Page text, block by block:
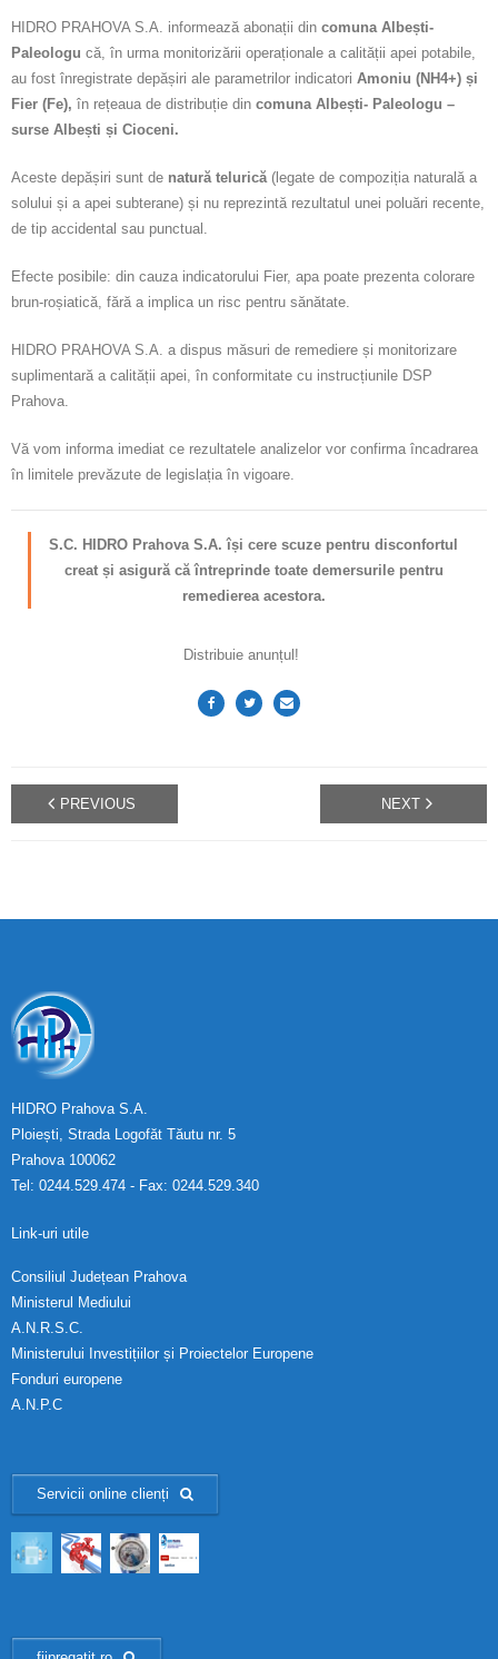
HIDRO PRAHOVA S.A. informează abonații din comuna Albești-
Paleologu că, în urma monitorizării operaționale a calității apei potabile,
au fost înregistrate depășiri ale parametrilor indicatori Amoniu (NH4+) și
Fier (Fe), în rețeaua de distribuție din comuna Albești- Paleologu –
surse Albești și Cioceni.
Aceste depășiri sunt de natură telurică (legate de compoziția naturală a
solului și a apei subterane) și nu reprezintă rezultatul unei poluări recente,
de tip accidental sau punctual.
Efecte posibile: din cauza indicatorului Fier, apa poate prezenta colorare
brun-roșiatică, fără a implica un risc pentru sănătate.
HIDRO PRAHOVA S.A. a dispus măsuri de remediere și monitorizare
suplimentară a calității apei, în conformitate cu instrucțiunile DSP
Prahova.
Vă vom informa imediat ce rezultatele analizelor vor confirma încadrarea
în limitele prevăzute de legislația în vigoare.
S.C. HIDRO Prahova S.A. își cere scuze pentru disconfortul
creat și asigură că întreprinde toate demersurile pentru
remedierea acestora.
Distribuie anunțul!
PREVIOUS NEXT
HIDRO Prahova S.A.
Ploiești, Strada Logofăt Tăutu nr. 5
Prahova 100062
Tel: 0244.529.474 - Fax: 0244.529.340
Link-uri utile
Consiliul Județean Prahova
Ministerul Mediului
A.N.R.S.C.
Ministerului Investițiilor și Proiectelor Europene
Fonduri europene
A.N.P.C
Servicii online clienți